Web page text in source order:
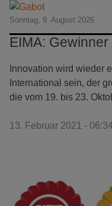
Sonntag, 9. August 2026
EIMA:
Innovation wird wieder
International sein, der
die vom 19. bis 23.
13. Februar 2021 -